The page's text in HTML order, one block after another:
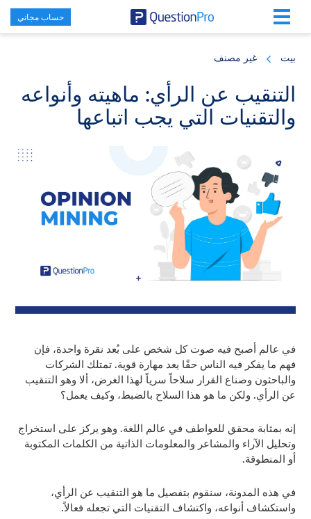
content
sidebar
حساب مجاني
بيت غير مصنف
التنقيب عن الرأي: ماهيته وأنواعه
والتقنيات التي يجب اتباعها
في عالم أصبح فيه صوت كل شخص على بُعد نقرة واحدة، فإن
فهم ما يفكر فيه الناس حقًا يعد مهارة قوية. تمتلك الشركات
والباحثون وصناع القرار سلاحاً سرياً لهذا الغرض، ألا وهو التنقيب
عن الرأي. ولكن ما هو هذا السلاح بالضبط، وكيف يعمل؟
إنه بمثابة محقق للعواطف في عالم اللغة. وهو يركز على استخراج
وتحليل الآراء والمشاعر والمعلومات الذاتية من الكلمات المكتوبة
أو المنطوقة.
في هذه المدونة، سنقوم بتفصيل ما هو التنقيب عن الرأي،
واستكشاف أنواعه، واكتشاف التقنيات التي تجعله فعالاً.